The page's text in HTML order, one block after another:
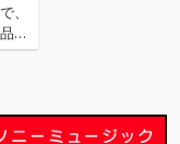
、
の
ー
ト
、